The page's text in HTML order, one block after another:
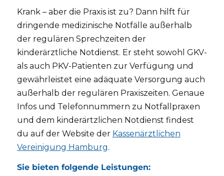
Krank – aber die Praxis ist zu? Dann hilft für
dringende medizinische Notfälle außerhalb
der regulären Sprechzeiten der
kinderärztliche Notdienst. Er steht sowohl GKV-
als auch PKV-Patienten zur Verfügung und
gewährleistet eine adäquate Versorgung auch
außerhalb der regulären Praxiszeiten. Genaue
Infos und Telefonnummern zu Notfallpraxen
und dem kinderärtzlichen Notdienst findest
du auf der Website der Kassenärztlichen
Vereinigung Hamburg.
Sie bieten folgende Leistungen: